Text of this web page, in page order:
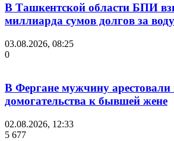
В Ташкентской области БПИ
миллиарда сумов долгов за воду
03.08.2026, 08:25
0
В Фергане мужчину арестовали
домогательства к бывшей жене
02.08.2026, 12:33
5 677